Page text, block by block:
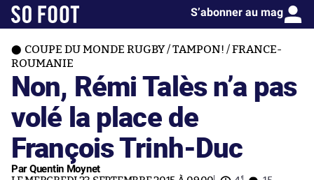
S’abonner au mag
COUPE DU MONDE RUGBY / TAMPON! / FRANCE-
ROUMANIE
Non, Rémi Talès n’a pas
volé la place de
François Trinh-Duc
Par Quentin Moynet